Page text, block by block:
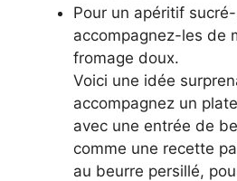
Pour un apéritif
accompagnez-les de
fromage doux.
Voici une idée
accompagnez un
avec une entrée de
comme une recette
au beurre persillé,